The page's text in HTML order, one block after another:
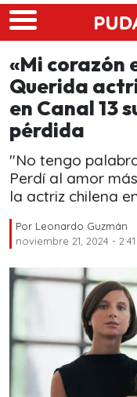
Skip to main content
«Mi corazón
Querida
en Canal 13
pérdida
"No tengo
Perdí al amor
la actriz chilena
Por Leonardo Guzmán
noviembre 21, 2024 -